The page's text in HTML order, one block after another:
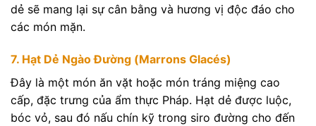
dẻ sẽ mang lại sự cân bằng và hương vị độc đáo cho
các món mặn.
7. Hạt Dẻ Ngào Đường (Marrons Glacés)
Đây là một món ăn vặt hoặc món tráng miệng cao
cấp, đặc trưng của ẩm thực Pháp. Hạt dẻ được luộc,
bóc vỏ, sau đó nấu chín kỹ trong siro đường cho đến